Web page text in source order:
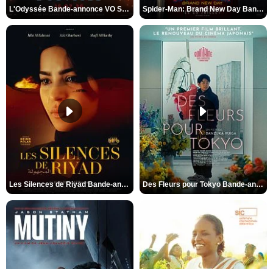
L'Odyssée Bande-annonce VO STFR Spider-Man: Brand New Day Bande-annonce VO STFR
Les Silences de Riyad Bande-annonce VO STFR Des Fleurs pour Tokyo Bande-annonce VO STFR